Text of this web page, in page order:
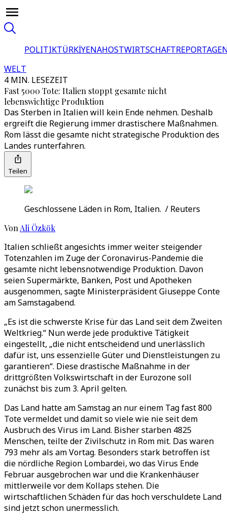
POLITIKTÜRKİYENAHOSTWIRTSCHAFT
WELT
4 MIN. LESEZEIT
Fast 5000 Tote: Italien stoppt gesamte nicht
lebenswichtige Produktion
Das Sterben in Italien will kein Ende nehmen. Deshalb
ergreift die Regierung immer drastischere Maßnahmen.
Rom lässt die gesamte nicht strategische Produktion des
Landes runterfahren.
Teilen
Geschlossene Läden in Rom, Italien. / Reuters
Von Ali Özkök
Italien schließt angesichts immer weiter steigender
Totenzahlen im Zuge der Coronavirus-Pandemie die
gesamte nicht lebensnotwendige Produktion. Davon
seien Supermärkte, Banken, Post und Apotheken
ausgenommen, sagte Ministerpräsident Giuseppe Conte
am Samstagabend.
„Es ist die schwerste Krise für das Land seit dem Zweiten
Weltkrieg.“ Nun werde jede produktive Tätigkeit
eingestellt, „die nicht entscheidend und unerlässlich
dafür ist, uns essenzielle Güter und Dienstleistungen zu
garantieren“. Diese drastische Maßnahme in der
drittgrößten Volkswirtschaft in der Eurozone soll
zunächst bis zum 3. April gelten.
Das Land hatte am Samstag an nur einem Tag fast 800
Tote vermeldet und damit so viele wie nie seit dem
Ausbruch des Virus im Land. Bisher starben 4825
Menschen, teilte der Zivilschutz in Rom mit. Das waren
793 mehr als am Vortag. Besonders stark betroffen ist
die nördliche Region Lombardei, wo das Virus Ende
Februar ausgebrochen war und die Krankenhäuser
mittlerweile vor dem Kollaps stehen. Die
wirtschaftlichen Schäden für das hoch verschuldete Land
sind jetzt schon unermesslich.